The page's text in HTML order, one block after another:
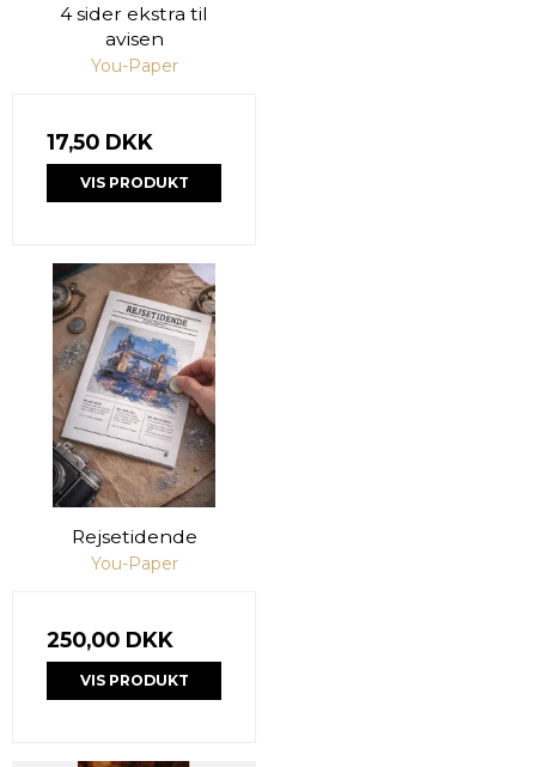
4 sider ekstra til
avisen
You-Paper
17,50 DKK
VIS PRODUKT
Rejsetidende
You-Paper
250,00 DKK
VIS PRODUKT